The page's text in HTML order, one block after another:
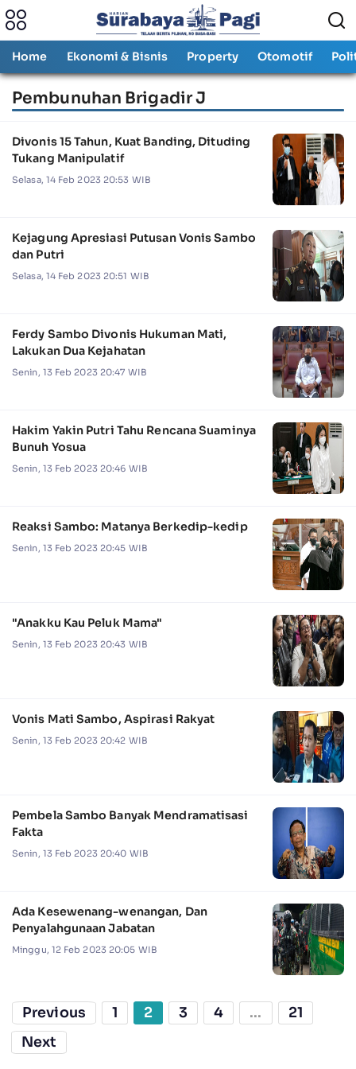
Home Ekonomi & Bisnis Property Otomotif
Pembunuhan Brigadir J
Divonis 15 Tahun, Kuat Banding, Dituding
Tukang Manipulatif
Selasa, 14 Feb 2023 20:53 WIB
Kejagung Apresiasi Putusan Vonis Sambo
dan Putri
Selasa, 14 Feb 2023 20:51 WIB
Ferdy Sambo Divonis Hukuman Mati,
Lakukan Dua Kejahatan
Senin, 13 Feb 2023 20:47 WIB
Hakim Yakin Putri Tahu Rencana Suaminya
Bunuh Yosua
Senin, 13 Feb 2023 20:46 WIB
Reaksi Sambo: Matanya Berkedip-kedip
Senin, 13 Feb 2023 20:45 WIB
"Anakku Kau Peluk Mama"
Senin, 13 Feb 2023 20:43 WIB
Vonis Mati Sambo, Aspirasi Rakyat
Senin, 13 Feb 2023 20:42 WIB
Pembela Sambo Banyak Mendramatisasi
Fakta
Senin, 13 Feb 2023 20:40 WIB
Ada Kesewenang-wenangan, Dan
Penyalahgunaan Jabatan
Minggu, 12 Feb 2023 20:05 WIB
Previous 1 2 3 4 ...
21
Next